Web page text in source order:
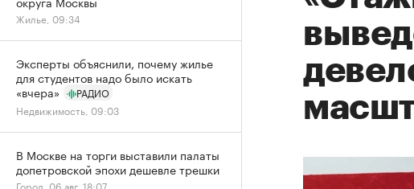
Жилье, 09:34
Эксперты объяснили, почему жилье
для студентов надо было искать
«вчера»
РАДИО
Недвижимость, 09:03
В Москве на торги выставили палаты
допетровской эпохи дешевле трешки
Город, 06 авг, 18:07